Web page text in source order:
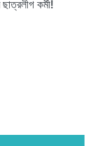
কর্মী!